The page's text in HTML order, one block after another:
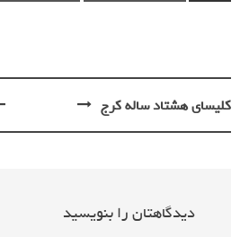
پیمایش
کلیسای هشتاد ساله کرج
دیدگاهتان را بنویسید